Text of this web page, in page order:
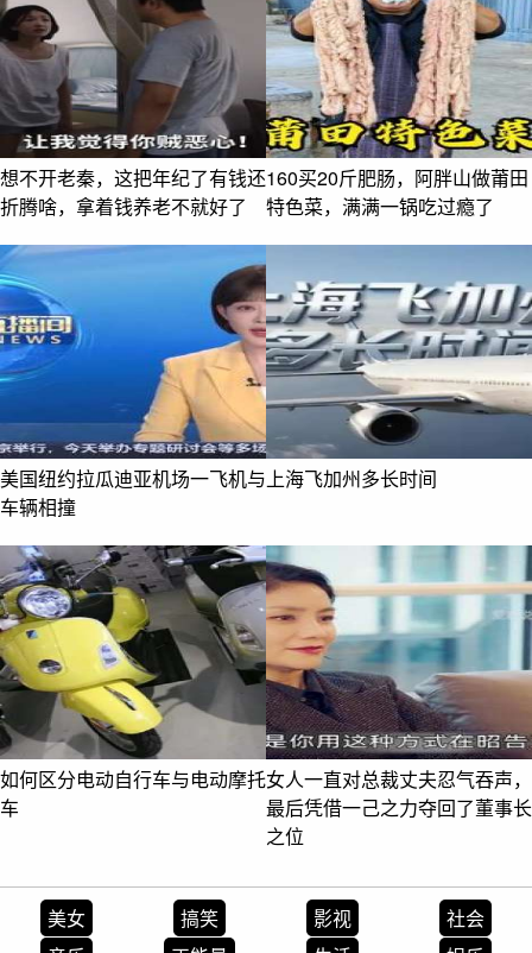
想不开老秦，这把年纪了有钱还
折腾啥，拿着钱养老不就好了
160买20斤肥肠，阿胖山做莆田
特色菜，满满一锅吃过瘾了
美国纽约拉瓜迪亚机场一飞机与
车辆相撞
上海飞加州多长时间
如何区分电动自行车与电动摩托
车
女人一直对总裁丈夫忍气吞声，
最后凭借一己之力夺回了董事长
之位
美女 搞笑 影视
社会